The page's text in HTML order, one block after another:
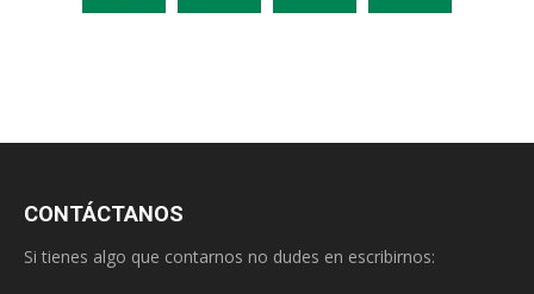
CONTÁCTANOS
Si tienes algo que contarnos no dudes en escribirnos: